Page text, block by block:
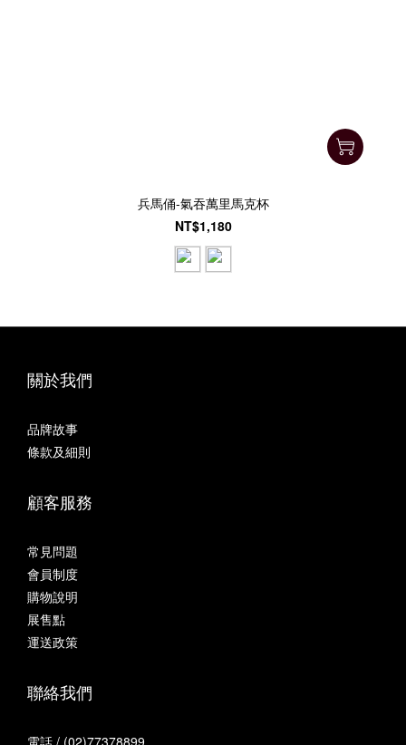
兵馬俑-氣吞萬里馬克杯
NT$1,180
關於我們
品牌故事
條款及細則
顧客服務
常見問題
會員制度
購物說明
展售點
運送政策
聯絡我們